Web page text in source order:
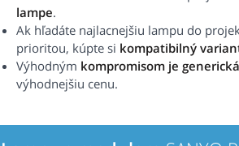
lampe.
Ak hľadáte najlacnejšiu lampu do
prioritou, kúpte si kompatibilný
Výhodným kompromisom je
výhodnejšiu cenu.